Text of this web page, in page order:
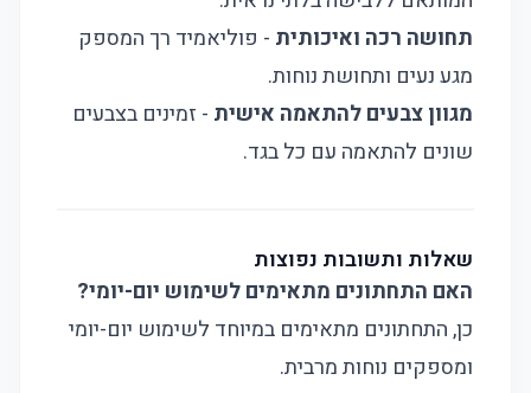
תחושה רכה ואיכותית - פוליאמיד רך המספק
מגע נעים ותחושת נוחות.
מגוון צבעים להתאמה אישית - זמינים בצבעים
שונים להתאמה עם כל בגד.
שאלות ותשובות נפוצות
האם התחתונים מתאימים לשימוש יום-יומי?
כן, התחתונים מתאימים במיוחד לשימוש יום-יומי
ומספקים נוחות מרבית.